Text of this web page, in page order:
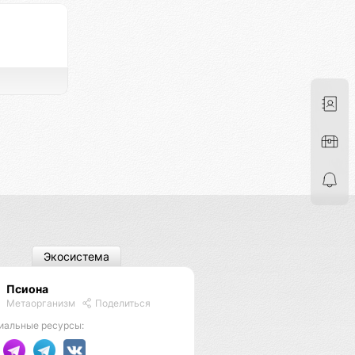
Псиона
Метаорганизм
Поделиться
ресурсы:
Экосистема